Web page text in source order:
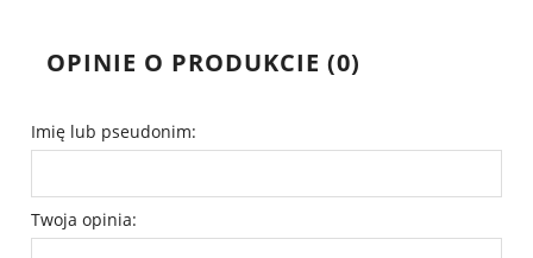
OPINIE O PRODUKCIE (0)
Imię lub pseudonim:
Twoja opinia: